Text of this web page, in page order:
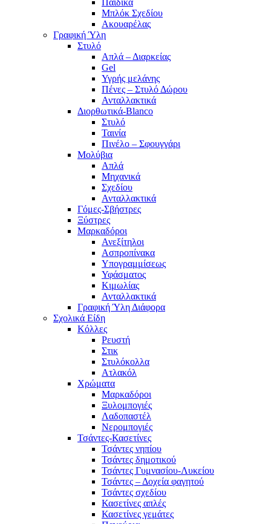
Παιδικά
Μπλόκ Σχεδίου
Ακουαρέλας
Γραφική Ύλη
Στυλό
Απλά – Διαρκείας
Gel
Υγρής μελάνης
Πένες – Στυλό Δώρου
Ανταλλακτικά
Διορθωτικά-Blanco
Στυλό
Ταινία
Πινέλο – Σφουγγάρι
Μολύβια
Απλά
Μηχανικά
Σχεδίου
Ανταλλακτικά
Γόμες-Σβήστρες
Ξύστρες
Μαρκαδόροι
Ανεξίτηλοι
Ασπροπίνακα
Υπογραμμίσεως
Υφάσματος
Κιμωλίας
Ανταλλακτικά
Γραφική Ύλη Διάφορα
Σχολικά Είδη
Κόλλες
Ρευστή
Στικ
Στυλόκολλα
Ατλακόλ
Χρώματα
Μαρκαδόροι
Ξυλομπογιές
Λαδοπαστέλ
Νερομπογιές
Τσάντες-Κασετίνες
Τσάντες νηπίου
Τσάντες δημοτικού
Τσάντες Γυμνασίου-Λυκείου
Τσάντες – Δοχεία φαγητού
Τσάντες σχεδίου
Κασετίνες απλές
Κασετίνες γεμάτες